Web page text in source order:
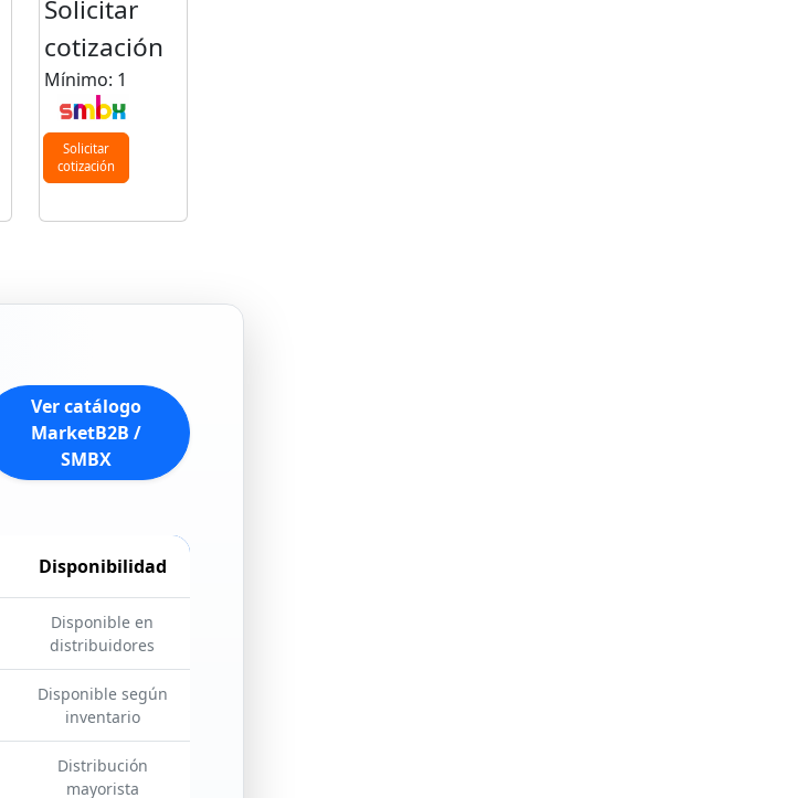
Solicitar
cotización
Mínimo: 1
Solicitar
cotización
Ver catálogo
MarketB2B /
SMBX
Disponibilidad
Disponible en
distribuidores
Disponible según
inventario
Distribución
mayorista